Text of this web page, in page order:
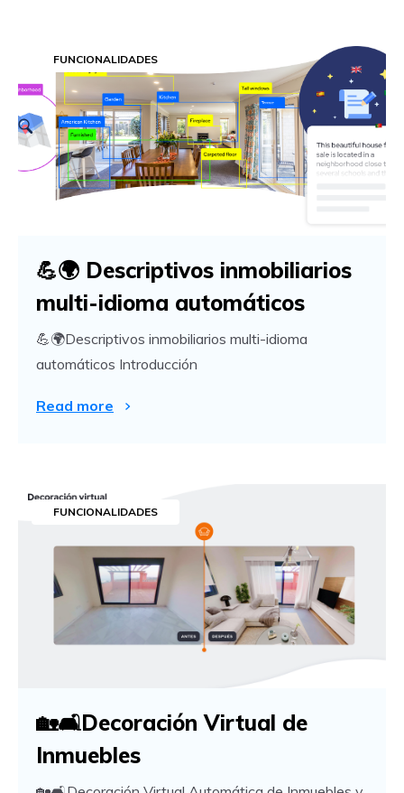
FUNCIONALIDADES
💪🌍 Descriptivos inmobiliarios
multi-idioma automáticos
💪🌍Descriptivos inmobiliarios multi-idioma
automáticos Introducción
Read more
FUNCIONALIDADES
🏡🛋️Decoración Virtual de
Inmuebles